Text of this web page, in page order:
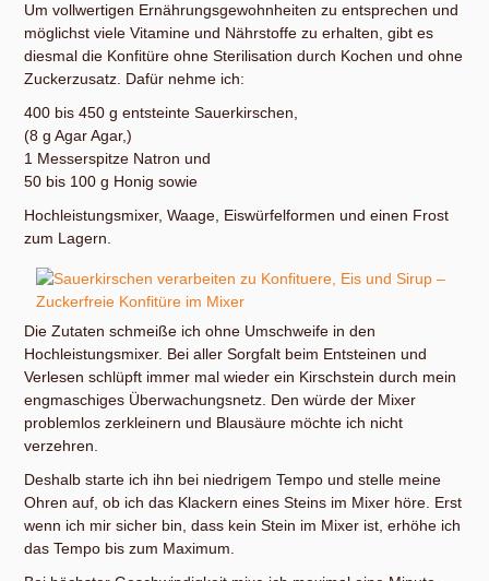
Um vollwertigen Ernährungsgewohnheiten zu entsprechen und
möglichst viele Vitamine und Nährstoffe zu erhalten, gibt es
diesmal die Konfitüre ohne Sterilisation durch Kochen und ohne
Zuckerzusatz. Dafür nehme ich:
400 bis 450 g entsteinte Sauerkirschen,
(8 g Agar Agar,)
1 Messerspitze Natron und
50 bis 100 g Honig sowie
Hochleistungsmixer, Waage, Eiswürfelformen und einen Frost
zum Lagern.
Die Zutaten schmeiße ich ohne Umschweife in den
Hochleistungsmixer. Bei aller Sorgfalt beim Entsteinen und
Verlesen schlüpft immer mal wieder ein Kirschstein durch mein
engmaschiges Überwachungsnetz. Den würde der Mixer
problemlos zerkleinern und Blausäure möchte ich nicht
verzehren.
Deshalb starte ich ihn bei niedrigem Tempo und stelle meine
Ohren auf, ob ich das Klackern eines Steins im Mixer höre. Erst
wenn ich mir sicher bin, dass kein Stein im Mixer ist, erhöhe ich
das Tempo bis zum Maximum.